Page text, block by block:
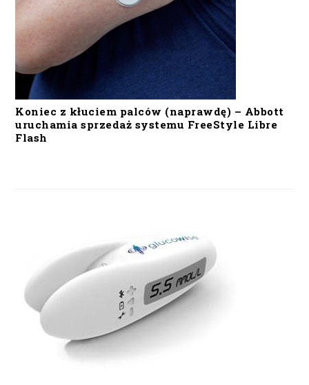
Koniec z kłuciem palców (naprawdę) – Abbott
uruchamia sprzedaż systemu FreeStyle Libre
Flash